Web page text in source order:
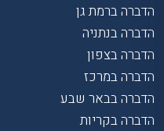
הדברה ברמת גן
הדברה בנתניה
הדברה בצפון
הדברה במרכז
הדברה בבאר שבע
הדברה בקריות